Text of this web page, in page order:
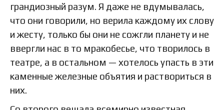
грандиозный разум. Я даже не вдумывалась,
что они говорили, но верила каждому их слову
и жесту, только бы они не сожгли планету и не
ввергли нас в то мракобесье, что творилось в
театре, а в остальном — хотелось упасть в эти
каменные железные объятия и раствориться в
них.